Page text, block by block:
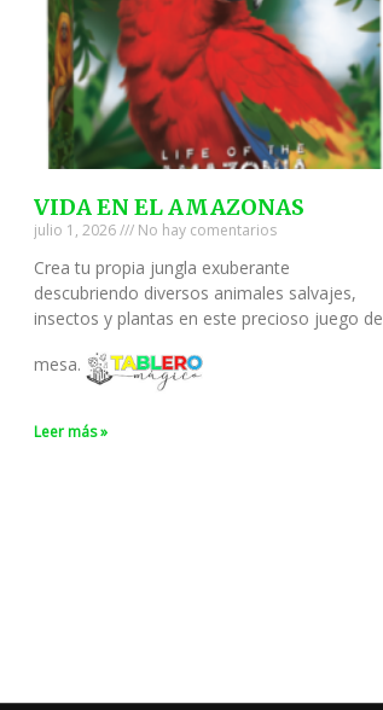
VIDA EN EL AMAZONAS
julio 1, 2026 No hay comentarios
Crea tu propia jungla exuberante
descubriendo diversos animales salvajes,
insectos y plantas en este precioso juego de
mesa.
Leer más »